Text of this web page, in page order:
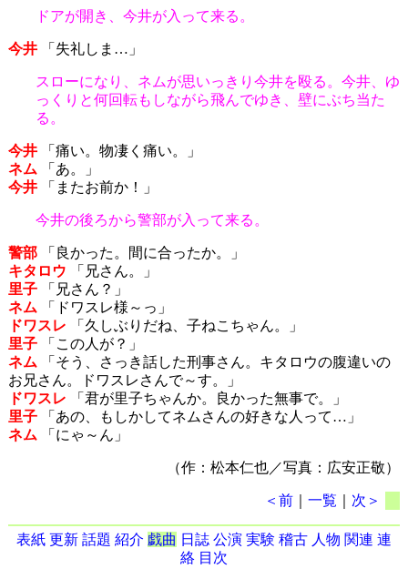
ドアが開き、今井が入って来る。
今井「失礼しま…」
スローになり、ネムが思いっきり今井を殴る。今井、ゆ
っくりと何回転もしながら飛んでゆき、壁にぶち当た
る。
今井「痛い。物凄く痛い。」
ネム 「あ。」
今井「またお前か！」
今井の後ろから警部が入って来る。
警部「良かった。間に合ったか。」
キタロウ 「兄さん。」
里子「兄さん？」
ネム 「ドワスレ様～っ」
ドワスレ 「久しぶりだね、子ねこちゃん。」
里子「この人が？」
ネム 「そう、さっき話した刑事さん。キタロウの腹違いの
お兄さん。ドワスレさんで～す。」
ドワスレ 「君が里子ちゃんか。良かった無事で。」
里子「あの、もしかしてネムさんの好きな人って…」
ネム 「にゃ～ん」
（作：松本仁也／写真：広安正敬）
＜前 ｜一覧 次＞
表紙 更新 話題 紹介 戯曲 日誌 公演 実験 稽古 人物 関連 連
絡 目次